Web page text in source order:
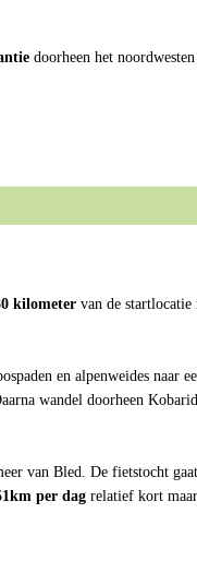
doorheen het
kilometer van de startlocatie
en alpenweides naar
wandel doorheen
van Bled. De fietstocht
per dag relatief kort